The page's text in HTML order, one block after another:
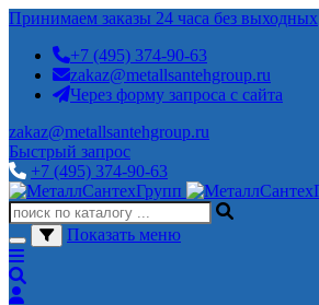
Принимаем заказы 24 часа без выходных
+7 (495) 374-90-63
zakaz@metallsantehgroup.ru
Через форму запроса с сайта
zakaz@metallsantehgroup.ru
Быстрый запрос
+7 (495) 374-90-63
Показать меню